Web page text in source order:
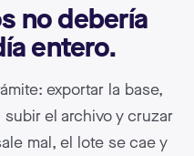
no debería
entero.
exportar la base,
el archivo y cruzar
mal, el lote se cae y